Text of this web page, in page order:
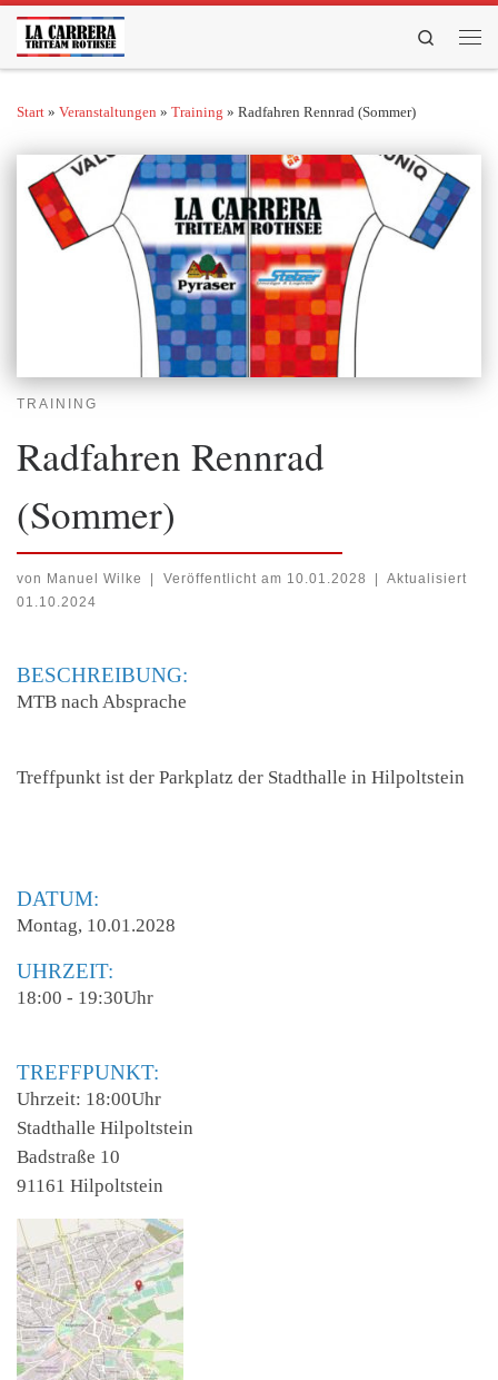
Zum Inhalt springen
Search
Start » Veranstaltungen » Training » Radfahren Rennrad (Sommer)
TRAINING
Radfahren Rennrad
(Sommer)
von Manuel Wilke Veröffentlicht am 10.01.2028
Aktualisiert
01.10.2024
BESCHREIBUNG:
MTB nach Absprache
Treffpunkt ist der Parkplatz der Stadthalle in Hilpoltstein
DATUM:
Montag, 10.01.2028
UHRZEIT:
18:00 - 19:30Uhr
TREFFPUNKT:
Uhrzeit: 18:00Uhr
Stadthalle Hilpoltstein
Badstraße 10
91161 Hilpoltstein